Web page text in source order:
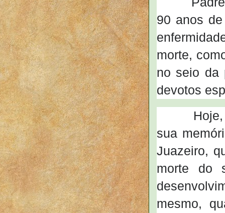
90 anos
morte,
no seio da
devotos
Hoje,
sua
Juazeiro,
morte do
mesmo,